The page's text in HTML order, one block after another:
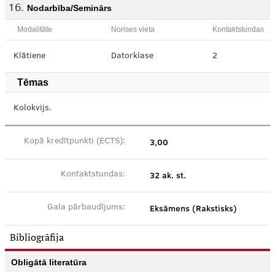
Nodarbība/Seminārs
Modalitāte Norises vieta Kontaktstundas
Klātiene Datorklase 2
Tēmas
Kolokvijs.
Kopā kredītpunkti (ECTS): 3,00
Kontaktstundas: 32 ak. st.
Gala pārbaudījums: Eksāmens (Rakstisks)
Bibliogrāfija
Obligātā literatūra